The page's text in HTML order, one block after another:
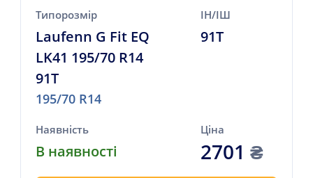
Типорозмір
Laufenn G Fit EQ
LK41 195/70 R14
91T
195/70 R14
ІН/ІШ
91T
Наявність
В наявності
Ціна
2701₴